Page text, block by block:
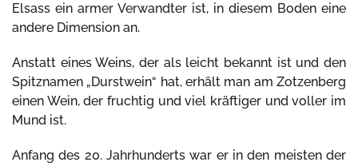
Elsass ein armer Verwandter ist, in diesem Boden eine
andere Dimension an.
Anstatt eines Weins, der als leicht bekannt ist und den
Spitznamen „Durstwein“ hat, erhält man am Zotzenberg
einen Wein, der fruchtig und viel kräftiger und voller im
Mund ist.
Anfang des 20. Jahrhunderts war er in den meisten der